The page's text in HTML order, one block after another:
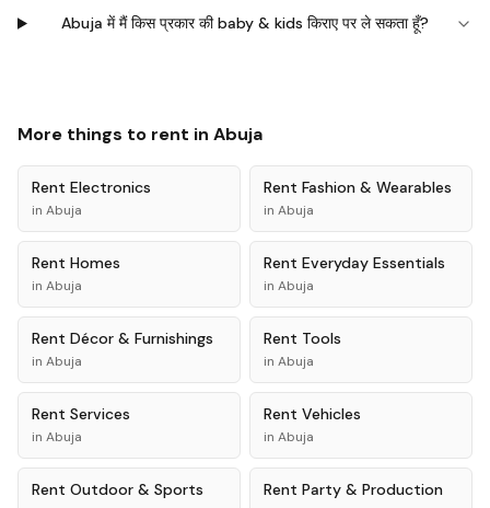
Abuja में मैं किस प्रकार की baby & kids किराए पर ले सकता हूँ?
More things to rent in Abuja
Rent Electronics
in Abuja
Rent Fashion & Wearables
in Abuja
Rent Homes
in Abuja
Rent Everyday Essentials
in Abuja
Rent Décor & Furnishings
in Abuja
Rent Tools
in Abuja
Rent Services
in Abuja
Rent Vehicles
in Abuja
Rent Outdoor & Sports Rent Party & Production